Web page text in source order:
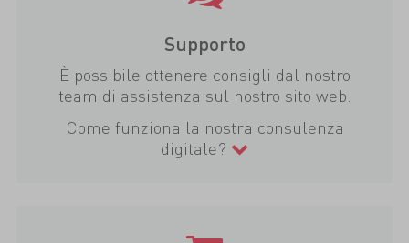
Supporto
È possibile ottenere consigli dal nostro
team di assistenza sul nostro sito web.
Come funziona la nostra consulenza
digitale?